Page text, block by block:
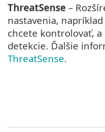
ThreatSense –
nastavenia,
chcete kontrolovať,
detekcie. Ďalšie
ThreatSense.